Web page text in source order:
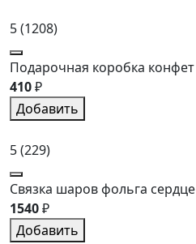
5(1208)
Подарочная коробка конфет
410₽
Добавить
5(229)
Связка шаров фольга сердце
1540₽
Добавить